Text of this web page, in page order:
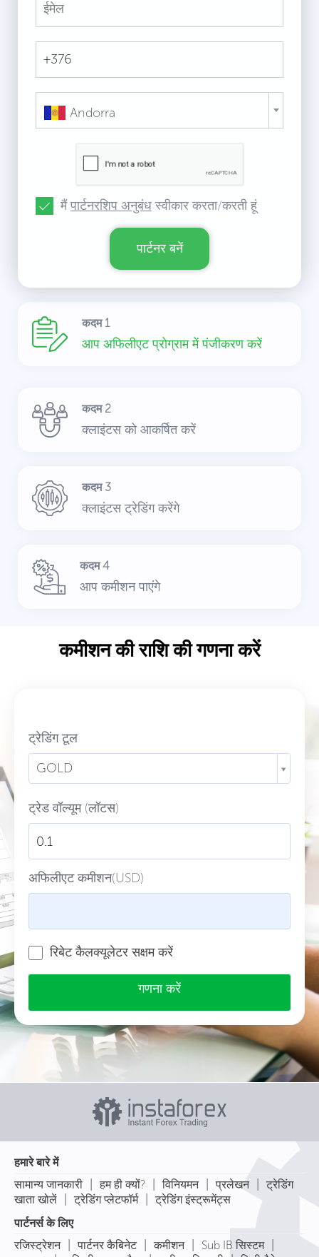
कदम 1
आप अफिलीएट प्रोग्राम में पंजीकरण करें
कदम 2
क्लाइंटस को आकर्षित करें
कदम 3
क्लाइंटस ट्रेडिंग करेंगे
कदम 4
आप कमीशन पाएंगे
Andorra
मैंपार्टनरशिप अनुबंधस्वीकार करता/करती हूं
पार्टनर बनें
कमीशन की राशि की गणना करें
ट्रेडिंग टूल
GOLD
ट्रेड वॉल्यूम (लॉटस)
अफिलीएट कमीशन(USD)
रिबेट कैलक्यूलेटर सक्षम करें
गणना करें
हमारे बारे में
सामान्य जानकारी
हम ही क्यों? विनियमन प्रलेखन
ट्रेडिंग
खाता खोलें
ट्रेडिंग प्लेटफॉर्म
ट्रेडिंग इंस्ट्रूमेंट्स
पार्टनर्स के लिए
रजिस्ट्रेशन
पार्टनर कैबिनेट कमीशन Sub IB सिस्टम